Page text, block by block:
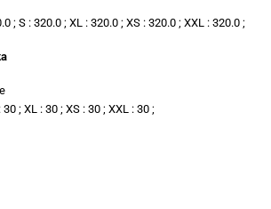
; S : 320.0 ; XL : 320.0 ; XS : 320.0 ; XXL : 320.0 ;
30 ; XL : 30 ; XS : 30 ; XXL : 30 ;